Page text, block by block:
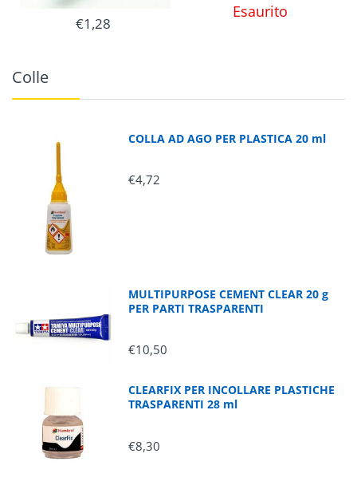
€1,28
Esaurito
Colle
COLLA AD AGO PER PLASTICA 20 ml
€4,72
MULTIPURPOSE CEMENT CLEAR 20 g
PER PARTI TRASPARENTI
€10,50
CLEARFIX PER INCOLLARE PLASTICHE
TRASPARENTI 28 ml
€8,30